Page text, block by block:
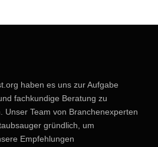
haben es uns zur Aufgabe
fachkundige Beratung zu
Unser Team von Branchenexperten
gründlich, um
Empfehlungen